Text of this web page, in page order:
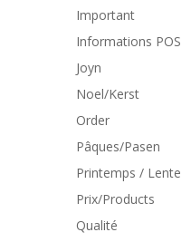
Important
Informations POS
Joyn
Noel/Kerst
Order
Pâques/Pasen
Printemps / Lente
Prix/Products
Qualité